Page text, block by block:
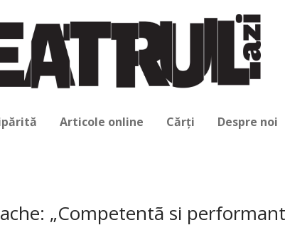
Articole online Cărți Despre noi
„Competentã si